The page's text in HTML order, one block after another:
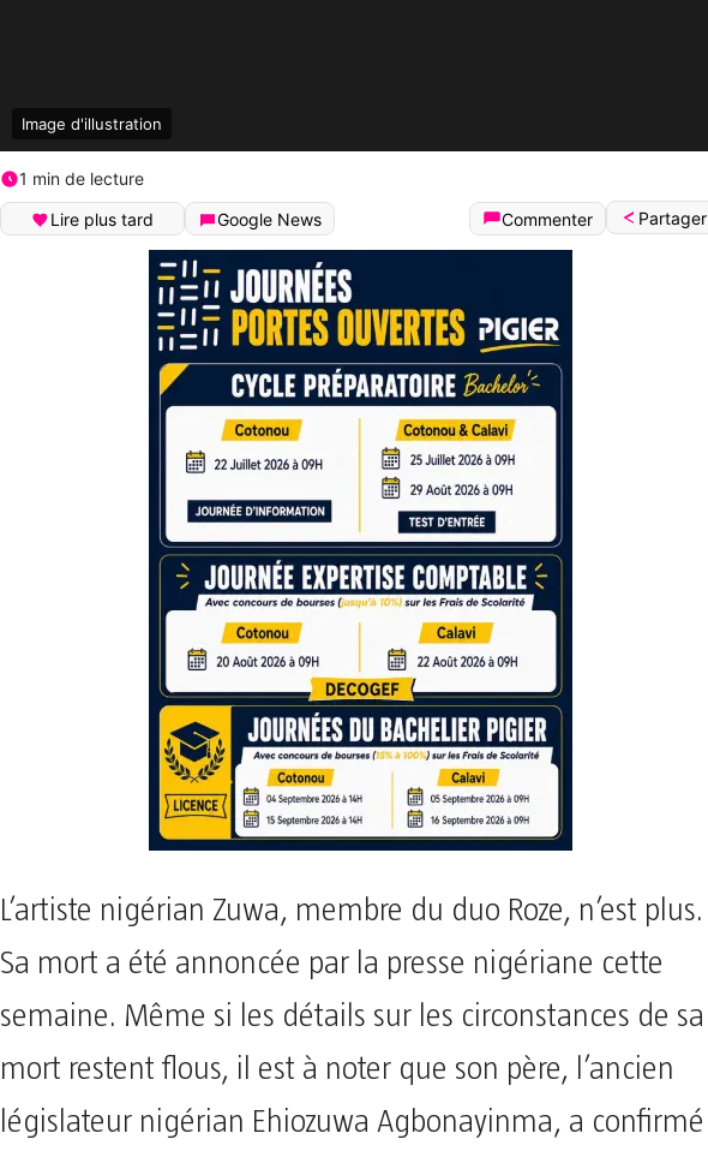
Image d'illustration
1 min de lecture
Lire plus tard
Google News Commenter Partager
L’artiste nigérian Zuwa, membre du duo Roze, n’est plus.
Sa mort a été annoncée par la presse nigériane cette
semaine. Même si les détails sur les circonstances de sa
mort restent flous, il est à noter que son père, l’ancien
législateur nigérian Ehiozuwa Agbonayinma, a confirmé